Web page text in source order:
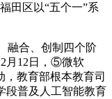
田区以“五个一”系
合、创制四个阶
月12日，⑤微软
教育部根本教育司
段普及人工智能教育